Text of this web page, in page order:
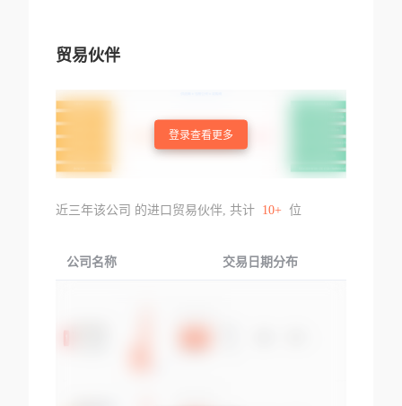
贸易伙伴
登录查看更多
近三年该公司 的进口贸易伙伴, 共计 10+ 位
公司名称 交易日期分布